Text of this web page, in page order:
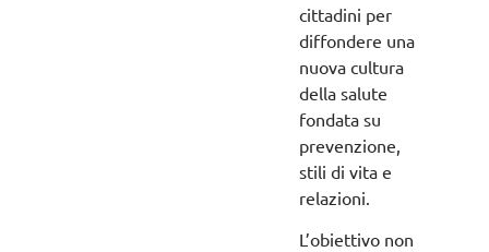
cittadini per
diffondere una
nuova cultura
della salute
fondata su
prevenzione,
stili di vita e
relazioni.
L’obiettivo non